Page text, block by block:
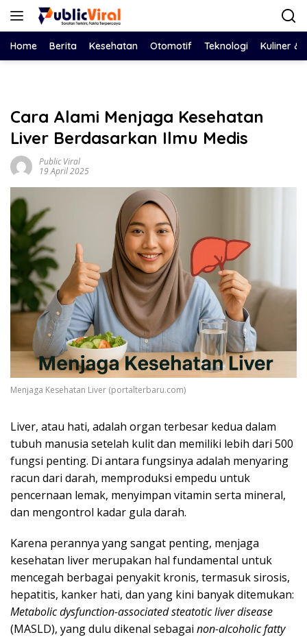
Langsung
Home Berita Kesehatan Otomotif Teknologi Kuliner &
Cara Alami Menjaga Kesehatan
Liver Berdasarkan Ilmu Medis
Public Viral
19 April 2025
Menjaga Kesehatan Liver (portalterbaru.com)
Liver, atau hati, adalah organ terbesar kedua dalam
tubuh manusia setelah kulit dan memiliki lebih dari 500
fungsi penting. Di antara fungsinya adalah menyaring
racun dari darah, memproduksi empedu untuk
pencernaan lemak, menyimpan vitamin serta mineral,
dan mengontrol kadar gula darah.
Karena perannya yang sangat penting, menjaga
kesehatan liver merupakan hal fundamental untuk
mencegah berbagai penyakit kronis, termasuk sirosis,
hepatitis, kanker hati, dan yang kini banyak ditemukan:
Metabolic dysfunction-associated steatotic liver disease
(MASLD), yang dulu dikenal sebagai non-alcoholic fatty